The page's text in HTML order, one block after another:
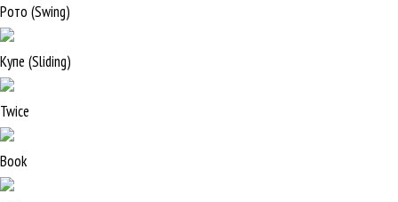
Рото (Swing)
Купе (Sliding)
Twice
Book